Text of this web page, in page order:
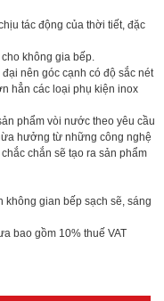
tác động của thời tiết, đặc
không gia bếp.
nên góc cạnh có độ sắc nét
hẳn các loại phụ kiện inox
phẩm vòi nước theo yêu cầu
hưởng từ những công nghệ
chắn sẽ tạo ra sản phẩm
không gian bếp sạch sẽ, sáng
bao gồm 10% thuế VAT